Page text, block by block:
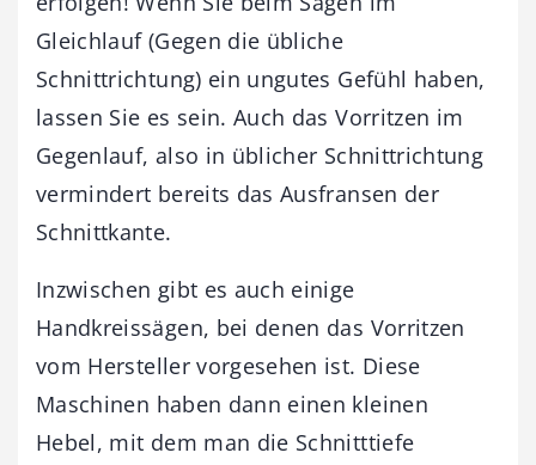
Gleichlauf (Gegen die übliche
Schnittrichtung) ein ungutes Gefühl haben,
lassen Sie es sein. Auch das Vorritzen im
Gegenlauf, also in üblicher Schnittrichtung
vermindert bereits das Ausfransen der
Schnittkante.
Inzwischen gibt es auch einige
Handkreissägen, bei denen das Vorritzen
vom Hersteller vorgesehen ist. Diese
Maschinen haben dann einen kleinen
Hebel, mit dem man die Schnitttiefe